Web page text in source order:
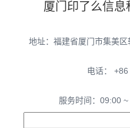
厦门印了么信息
地址：福建省厦门市集美
电话：
服务时间：09:00